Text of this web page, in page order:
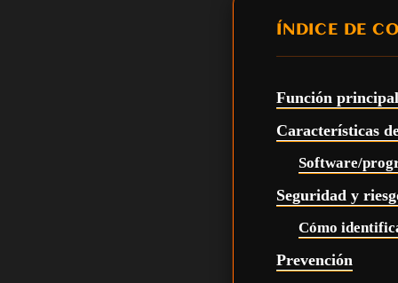
ÍNDICE DE
Función
Características
Software/
Seguridad y
Cómo
Prevención